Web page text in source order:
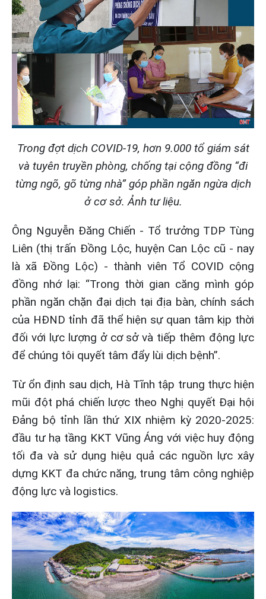
Trong đợt dịch COVID-19, hơn 9.000 tổ giám sát
và tuyên truyền phòng, chống tại cộng đồng “đi
từng ngõ, gõ từng nhà” góp phần ngăn ngừa dịch
ở cơ sở. Ảnh tư liệu.
Ông Nguyễn Đăng Chiến - Tổ trưởng TDP Tùng
Liên (thị trấn Đồng Lộc, huyện Can Lộc cũ - nay
là xã Đồng Lộc) - thành viên Tổ COVID cộng
đồng nhớ lại: “Trong thời gian căng mình góp
phần ngăn chặn đại dịch tại địa bàn, chính sách
của HĐND tỉnh đã thể hiện sự quan tâm kịp thời
đối với lực lượng ở cơ sở và tiếp thêm động lực
để chúng tôi quyết tâm đẩy lùi dịch bệnh”.
Từ ổn định sau dịch, Hà Tĩnh tập trung thực hiện
mũi đột phá chiến lược theo Nghị quyết Đại hội
Đảng bộ tỉnh lần thứ XIX nhiệm kỳ 2020-2025:
đầu tư hạ tầng KKT Vũng Áng với việc huy động
tối đa và sử dụng hiệu quả các nguồn lực xây
dựng KKT đa chức năng, trung tâm công nghiệp
động lực và logistics.